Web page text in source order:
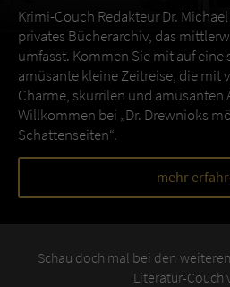
Krimi-Couch Redakteur Dr.
privates Bücherarchiv, das
umfasst. Kommen Sie mit auf eine
amüsante kleine Zeitreise, die mit
Charme, skurrilen und amüsanten
Willkommen bei „Dr. Drewnioks
Schattenseiten“.
mehr
Schau doch mal bei den
Literatur-Couch